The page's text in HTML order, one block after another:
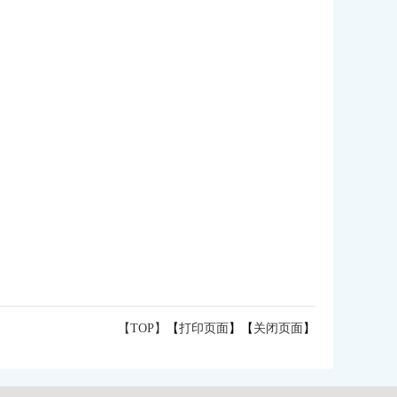
【TOP】 【打印页面 】【 关闭页面 】